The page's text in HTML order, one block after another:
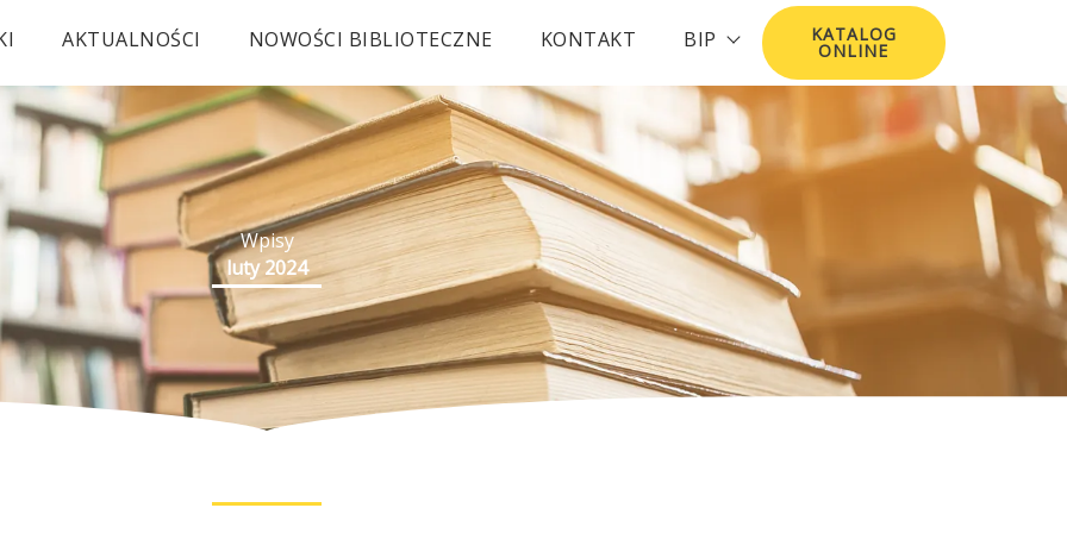
AKTUALNOŚCI NOWOŚCI BIBLIOTECZNE KONTAKT BIP KATALOG
ONLINE
Wpisy
luty 2024